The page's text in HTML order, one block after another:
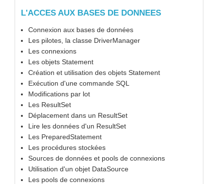
L'ACCES AUX BASES DE DONNEES
Connexion aux bases de données
Les pilotes, la classe DriverManager
Les connexions
Les objets Statement
Création et utilisation des objets Statement
Exécution d'une commande SQL
Modifications par lot
Les ResultSet
Déplacement dans un ResultSet
Lire les données d'un ResultSet
Les PreparedStatement
Les procédures stockées
Sources de données et pools de connexions
Utilisation d'un objet DataSource
Les pools de connexions